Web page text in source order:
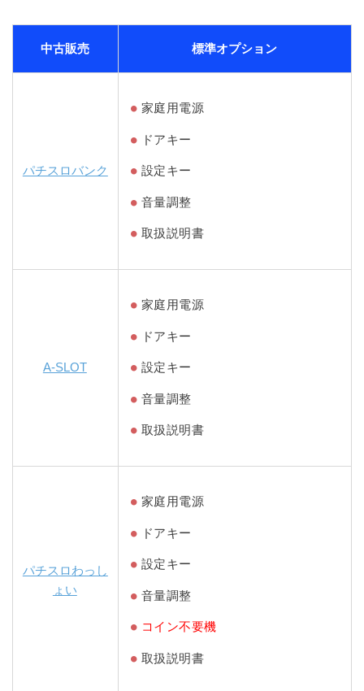
中古販売 標準オプション
パチスロバンク
家庭用電源
ドアキー
設定キー
音量調整
取扱説明書
A-SLOT
家庭用電源
ドアキー
設定キー
音量調整
取扱説明書
パチスロわっし
ょい
家庭用電源
ドアキー
設定キー
音量調整
コイン不要機
取扱説明書